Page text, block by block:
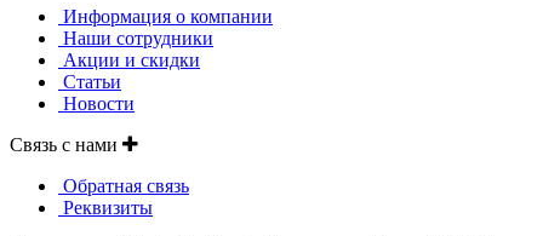
Информация о компании
Наши сотрудники
Акции и скидки
Статьи
Новости
Связь с нами
Обратная связь
Реквизиты